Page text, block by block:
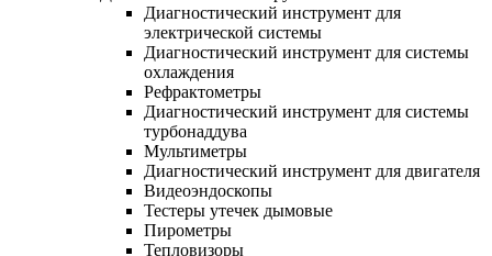
Диагностический инструмент для
электрической системы
Диагностический инструмент для системы
охлаждения
Рефрактометры
Диагностический инструмент для системы
турбонаддува
Мультиметры
Диагностический инструмент для двигателя
Видеоэндоскопы
Тестеры утечек дымовые
Пирометры
Тепловизоры